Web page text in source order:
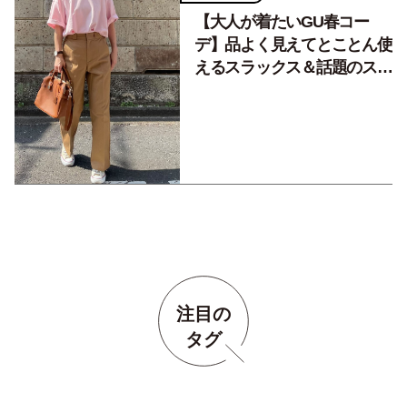
【大人が着たいGU春コー
デ】品よく見えてとことん使
えるスラックス＆話題のスウ
注目の
タグ